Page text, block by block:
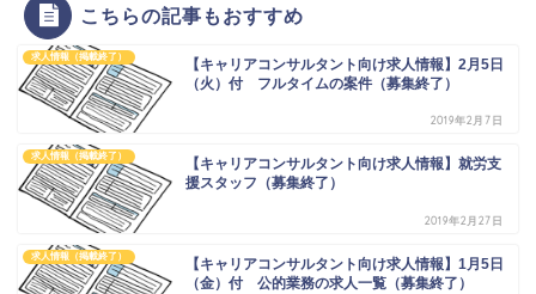
こちらの記事もおすすめ
求人情報（掲載終了）
【キャリアコンサルタント向け求人情報】2月5日
（火）付 フルタイムの案件（募集終了）
2019年2月7日
求人情報（掲載終了）
【キャリアコンサルタント向け求人情報】就労支
援スタッフ（募集終了）
2019年2月27日
求人情報（掲載終了）
【キャリアコンサルタント向け求人情報】1月5日
（金）付 公的業務の求人一覧（募集終了）